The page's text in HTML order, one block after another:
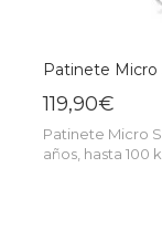
Patinete Micro
119,90€
Patinete Micro
años, hasta 100